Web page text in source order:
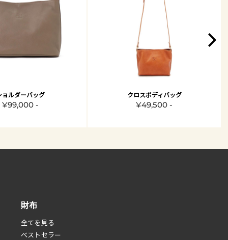
ョルダーバッグ
¥99,000 -
クロスボディバッグ
¥49,500 -
財布
全てを見る
べストセラー